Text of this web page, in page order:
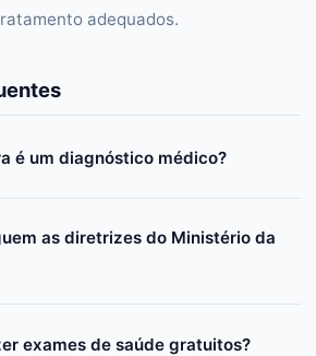
adequados.
é um diagnóstico médico?
as diretrizes do Ministério da
exames de saúde gratuitos?